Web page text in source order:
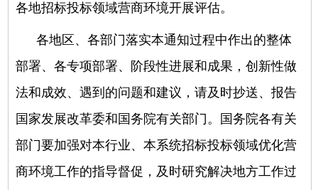
各地招标投标领域营商环境开展评估。
各地区、各部门落实本通知过程中作出的整体
部署、各专项部署、阶段性进展和成果，创新性做
法和成效、遇到的问题和建议，请及时抄送、报告
国家发展改革委和国务院有关部门。国务院各有关
部门要加强对本行业、本系统招标投标领域优化营
商环境工作的指导督促，及时研究解决地方工作过